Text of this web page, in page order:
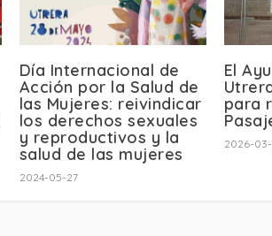
Día Internacional de
Acción por la Salud de
las Mujeres: reivindicar
los derechos sexuales
y reproductivos y la
salud de las mujeres
2024-05-27
El
para
2026-